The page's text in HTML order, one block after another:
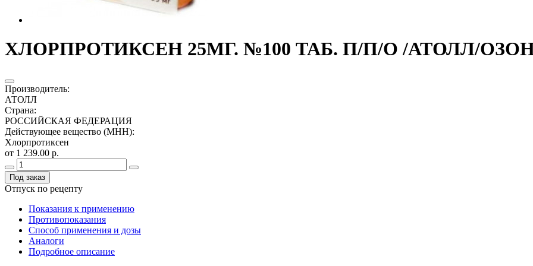
ХЛОРПРОТИКСЕН 25МГ. №100 ТАБ. П/П/О /АТОЛЛ/
Производитель:
АТОЛЛ
Страна:
РОССИЙСКАЯ ФЕДЕРАЦИЯ
Действующее вещество (МНН):
Хлорпротиксен
от 1 239.00 р.
Под заказ
Отпуск по рецепту
Показания к применению
Противопоказания
Способ применения и дозы
Аналоги
Подробное описание